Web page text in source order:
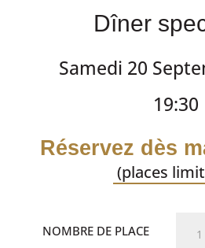
Dîner
Samedi 20
19:30
Réservez dès
(places
NOMBRE DE PLACE